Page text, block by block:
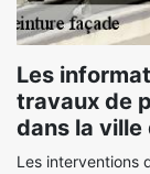
Les
travaux de
dans la ville
Les interventions